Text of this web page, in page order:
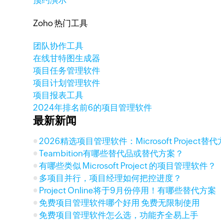
Zoho 热门工具
团队协作工具
在线甘特图生成器
项目任务管理软件
项目计划管理软件
项目报表工具
2024年排名前6的项目管理软件
最新新闻
2026精选项目管理软件：Microsoft Project替代
Teambition有哪些替代品或替代方案？
有哪些类似 Microsoft Project 的项目管理软件？
多项目并行，项目经理如何把控进度？
Project Online将于9月份停用！有哪些替代方案
免费项目管理软件哪个好用 免费无限制使用
免费项目管理软件怎么选，功能齐全易上手